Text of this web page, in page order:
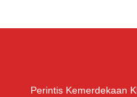
Perintis Kemerdekaan